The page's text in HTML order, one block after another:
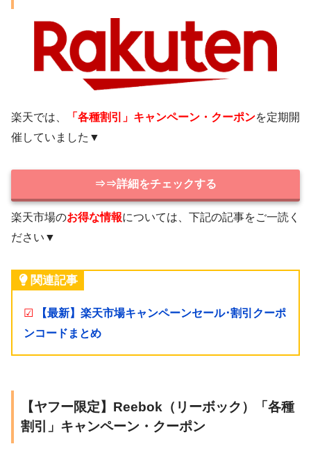
楽天では、 「各種割引」キャンペーン・クーポンを定期開
催していました▼
⇒⇒詳細をチェックする
楽天市場のお得な情報については、下記の記事をご一読く
ださい▼
関連記事
☑
【最新】楽天市場キャンペーンセール･割引クーポ
ンコードまとめ
【ヤフー限定】Reebok（リーボック）「各種
割引」キャンペーン・クーポン